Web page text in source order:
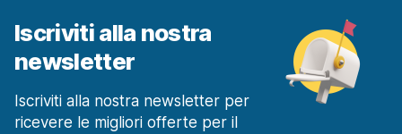
Iscriviti alla nostra
newsletter
Iscriviti alla nostra newsletter per
ricevere le migliori offerte per il